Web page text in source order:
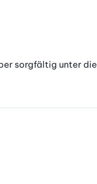
sorgfältig unter die